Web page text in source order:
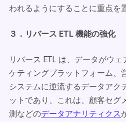
われるようにすることに重点を
３．リバース ETL 機能の強化
リバース ETL は、データがウ
ケティングプラットフォーム、
システムに逆流するデータアク
ットであり、これは、顧客セグ
測などのデータアナリティクス